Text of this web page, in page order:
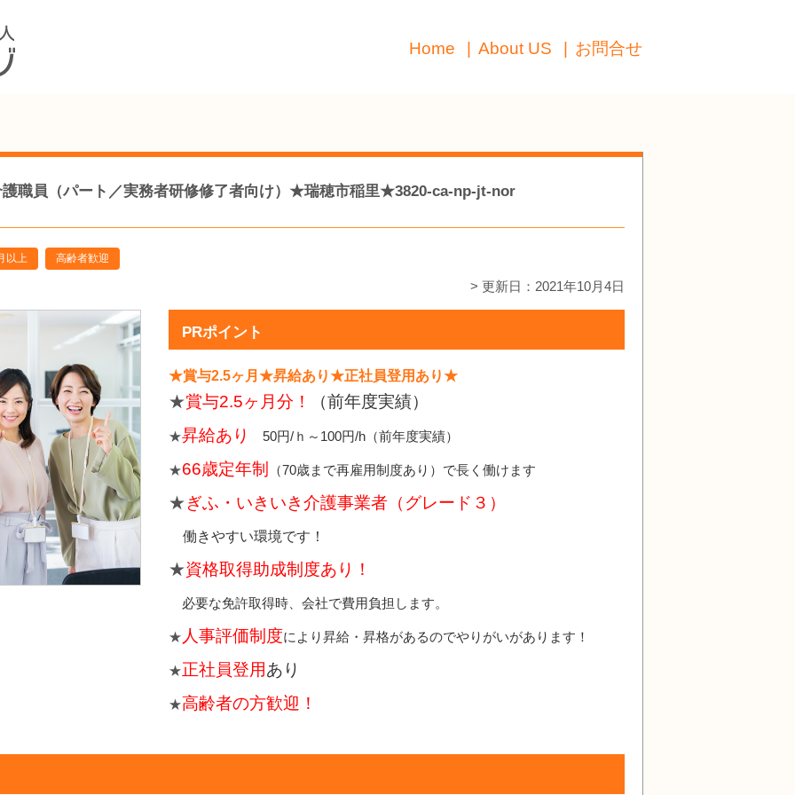
Home About US お問合せ
護職員（パート／実務者研修修了者向け）★瑞穂市稲里★3820-ca-np-jt-nor
以上 高齢者歓迎
> 更新日：2021年10月4日
PRポイント
★賞与2.5ヶ月★昇給あり★正社員登用あり★
★賞与2.5ヶ月分！ （前年度実績）
★昇給あり 50円/ｈ～100円/h（前年度実績）
★66歳定年制 （70歳まで再雇用制度あり）で長く働けます
★ぎふ・いきいき介護事業者（グレード３）
働きやすい環境です！
★資格取得助成制度あり！
必要な免許取得時、会社で費用負担します。
★ 人事評価制度により昇給・昇格があるのでやりがいがあります！
★正社員登用あり
★高齢者の方歓迎！